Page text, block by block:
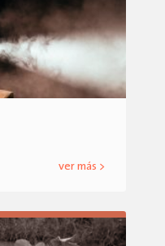
ver más >